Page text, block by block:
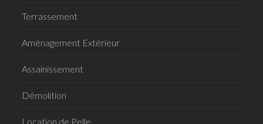
Terrassement
Aménagement Extérieur
Assainissement
Démolition
Location de Pelle